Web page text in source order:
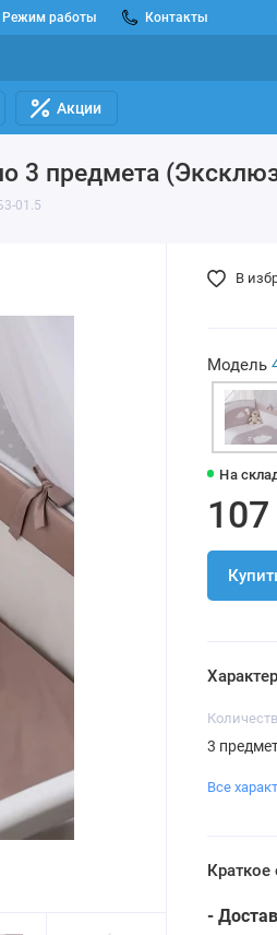
Режим работы Контакты
Акции
3 предмета
01.5
На
В
Модель
3
Все
Краткое
-